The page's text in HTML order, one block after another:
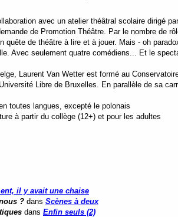
avec un atelier théâtral scolaire dirigé
de Promotion Théâtre. Par le nombre de
quête de théâtre à lire et à jouer. Mais - oh
Avec seulement quatre comédiens... Et le
Laurent Van Wetter est formé au
Libre de Bruxelles. En parallèle de sa
toutes langues, excepté le polonais
à partir du collège (12+) et pour les adultes
il y avait une chaise
? dans Scènes à deux
dans Enfin seuls (2)